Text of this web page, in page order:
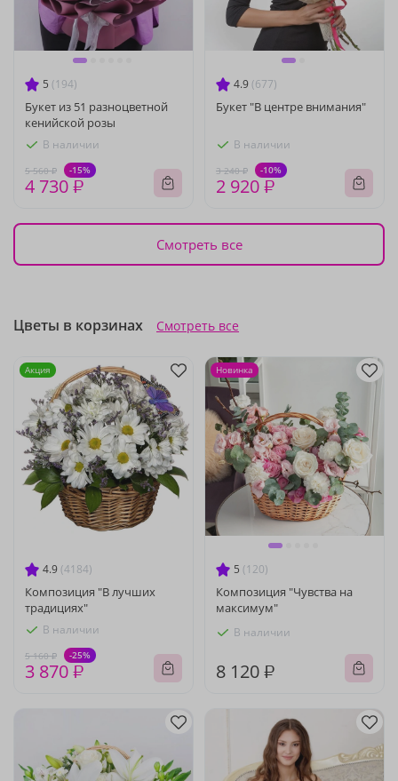
5 (194)
Букет из 51 разноцветной
кенийской розы
В наличии
5 560 ₽ -15%
4 730 ₽
4.9 (677)
Букет "В центре внимания"
В наличии
3 240 ₽ -10%
2 920 ₽
Смотреть все
Цветы в корзинах Смотреть все
4.9 (4184)
Композиция "В лучших
традициях"
В наличии
5 160 ₽ -25%
3 870 ₽
Акция
5 (120)
Композиция "Чувства на
максимум"
В наличии
8 120 ₽
Новинка